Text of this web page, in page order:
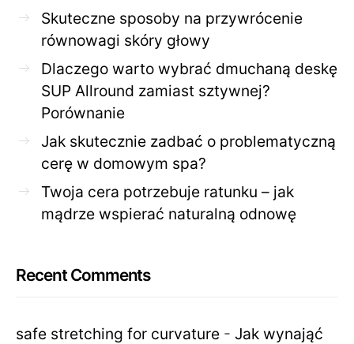
Skuteczne sposoby na przywrócenie
równowagi skóry głowy
Dlaczego warto wybrać dmuchaną deskę
SUP Allround zamiast sztywnej?
Porównanie
Jak skutecznie zadbać o problematyczną
cerę w domowym spa?
Twoja cera potrzebuje ratunku – jak
mądrze wspierać naturalną odnowę
Recent Comments
safe stretching for curvature - Jak wynająć